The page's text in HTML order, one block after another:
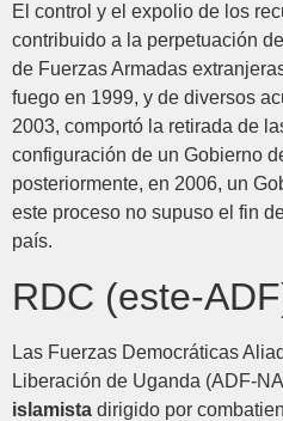
El control y el expolio de los
contribuido a la perpetuación
de Fuerzas Armadas
fuego en 1999, y de diversos
2003, comportó la retirada de
configuración de un Gobierno
posteriormente, en 2006, un
este proceso no supuso el fin
país.
RDC (este-
Las Fuerzas Democráticas
Liberación de Uganda (ADF-
islamista dirigido por